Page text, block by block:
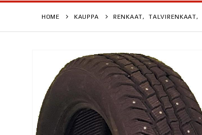
HOME KAUPPA RENKAAT, TALVIRENKAAT,